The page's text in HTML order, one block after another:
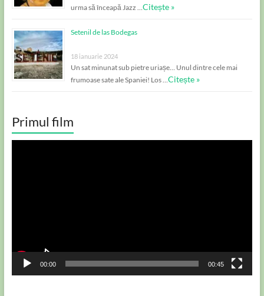
urma să înceapă Jazz … Citește »
Setenil de las Bodegas
18 ianuarie 2024
Un sat minunat sub pietre uriașe… Unul dintre cele mai
frumoase sate ale Spaniei! Los … Citește »
Primul film
00:00 00:45